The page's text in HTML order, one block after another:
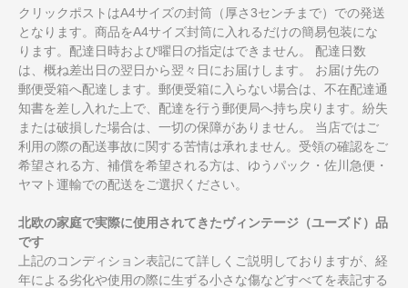
クリックポストはA4サイズの封筒（厚さ3センチまで）での発送
となります。商品をA4サイズ封筒に入れるだけの簡易包装にな
ります。配達日時および曜日の指定はできません。 配達日数
は、概ね差出日の翌日から翌々日にお届けします。 お届け先の
郵便受箱へ配達します。郵便受箱に入らない場合は、不在配達通
知書を差し入れた上で、配達を行う郵便局へ持ち戻ります。紛失
または破損した場合は、一切の保障がありません。 当店ではご
利用の際の配送事故に関する苦情は承れません。受領の確認をご
希望される方、補償を希望される方は、ゆうパック・佐川急便・
ヤマト運輸での配送をご選択ください。
北欧の家庭で実際に使用されてきたヴィンテージ（ユーズド）品
です
上記のコンディション表記にて詳しくご説明しておりますが、経
年による劣化や使用の際に生ずる小さな傷などすべてを表記する